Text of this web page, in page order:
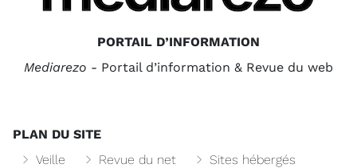
PORTAIL D’INFORMATION
Mediarezo - Portail d’information & Revue du web
PLAN DU SITE
Veille
Revue du net
Sites hébergés